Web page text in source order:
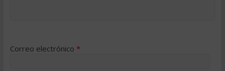
Correo electrónico *